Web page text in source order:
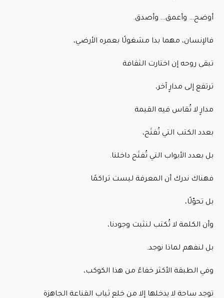
أوضح… وأعمق… وأصدق.
فالإنسان، مهما بدا مشغولًا بعمره الأرضي،
تبقى روحه إن اختارت الثقافة
ترتفع إلى مدارٍ آخر،
مدارٍ لا تُقاس فيه القيمة
بعدد الكتب التي تُفتَح،
بل بعدد الأبواب التي تُفتَح داخلنا.
فهناك ندرك أن المعرفة ليست تراكمًا
بل تحوّلًا،
وأن الكلمة لا تُكتب لنثبت وجودنا،
بل لنفهم لماذا نوجد.
وفي الطبقة الأكثر خفاءً من هذا الكوكب،
توجد ساحة لا يدخلها إلا من خلع ثياب القناعة الجاهزة